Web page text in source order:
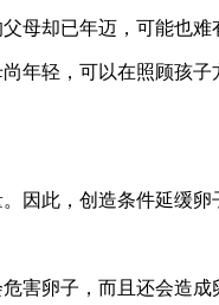
母却已年迈，可能也
年轻，可以在照顾孩
因此，创造条件延缓
害卵子，而且还会造成